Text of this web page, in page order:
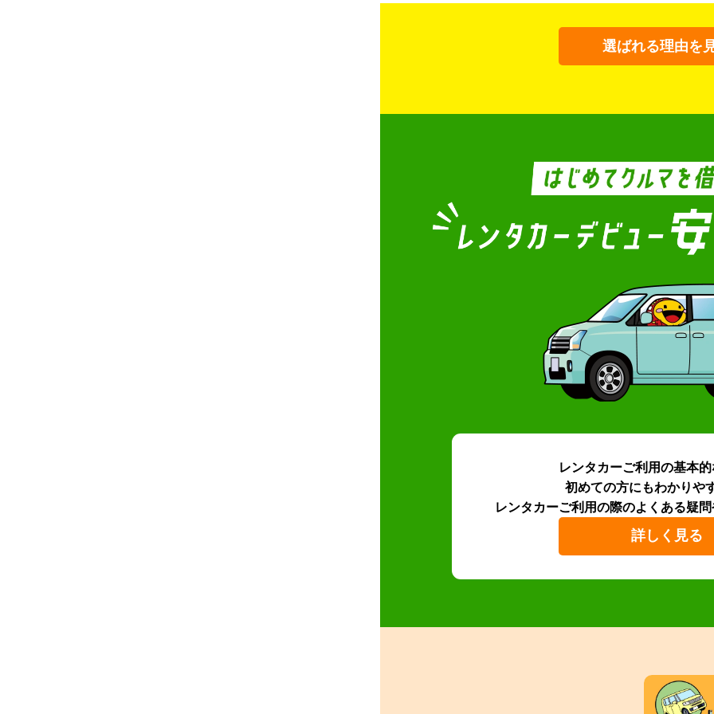
選ばれる理由を
レンタカーご利用の基本
初めての方にもわかりや
レンタカーご利用の際のよくある疑問
詳しく見る